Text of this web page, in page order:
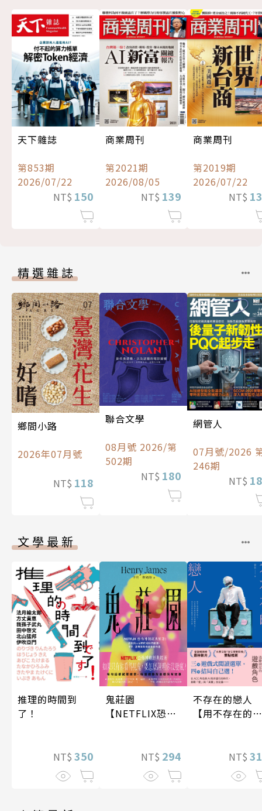
天下雜誌
第853期
2026/07/22
NT$ 150
商業周刊
第2021期
2026/08/05
NT$ 139
商業周刊
第2019期
2026/07/22
NT$
精選雜誌
鄉間小路
2026年07月號
NT$ 118
聯合文學
08月號 2026/第
502期
NT$ 180
網管人
07月號/2026
246期
NT$
文學最新
推理的時間到
了！
NT$ 350
鬼莊園
【NETFLIX恐怖
NT$ 294
不存在的戀人
【用不存在的
NT$